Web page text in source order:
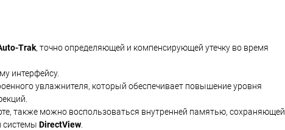
Trak, точно определяющей и компенсирующей утечку во время
интерфейсу.
увлажнителя, который обеспечивает повышение уровня
также можно воспользоваться внутренней памятью, сохраняющей
системы DirectView